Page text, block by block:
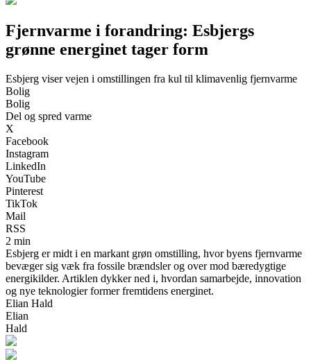
Fjernvarme i forandring: Esbjergs
grønne energinet tager form
Esbjerg viser vejen i omstillingen fra kul til klimavenlig fjernvarme
Bolig
Bolig
Del og spred varme
X
Facebook
Instagram
LinkedIn
YouTube
Pinterest
TikTok
Mail
RSS
2 min
Esbjerg er midt i en markant grøn omstilling, hvor byens fjernvarme
bevæger sig væk fra fossile brændsler og over mod bæredygtige
energikilder. Artiklen dykker ned i, hvordan samarbejde, innovation
og nye teknologier former fremtidens energinet.
Elian Hald
Elian
Hald